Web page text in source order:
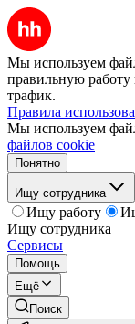
Мы используем
правильную работу
трафик.
Правила
Мы используем
файлов cookie
Понятно
Ищу сотрудника
Ищу работу
Ищу сотрудника
Сервисы
Помощь
Ещё
Поиск